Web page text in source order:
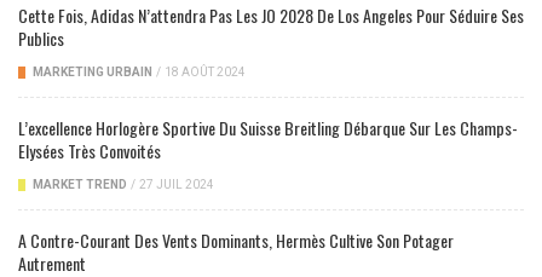
Cette Fois, Adidas N’attendra Pas Les JO 2028 De Los Angeles Pour Séduire Ses
Publics
MARKETING URBAIN / 18 AOÛT 2024
L’excellence Horlogère Sportive Du Suisse Breitling Débarque Sur Les Champs-
Elysées Très Convoités
MARKET TREND / 27 JUIL 2024
A Contre-Courant Des Vents Dominants, Hermès Cultive Son Potager
Autrement